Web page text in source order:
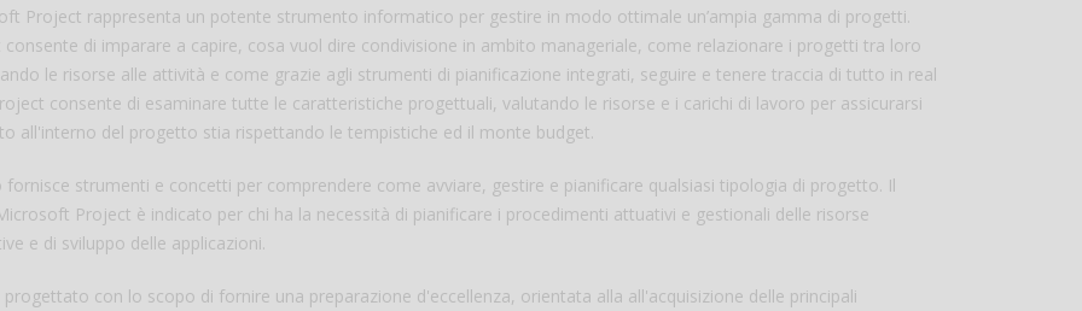
Project rappresenta un potente strumento informatico per gestire in modo ottimale un’ampia gamma di progetti.
consente di imparare a capire, cosa vuol dire condivisione in ambito manageriale, come relazionare i progetti tra loro
le risorse alle attività e come grazie agli strumenti di pianificazione integrati, seguire e tenere traccia di tutto in real
consente di esaminare tutte le caratteristiche progettuali, valutando le risorse e i carichi di lavoro per assicurarsi
all'interno del progetto stia rispettando le tempistiche ed il monte budget.
fornisce strumenti e concetti per comprendere come avviare, gestire e pianificare qualsiasi tipologia di progetto. Il
Project è indicato per chi ha la necessità di pianificare i procedimenti attuativi e gestionali delle risorse
e di sviluppo delle applicazioni.
progettato con lo scopo di fornire una preparazione d'eccellenza, orientata alla all'acquisizione delle principali